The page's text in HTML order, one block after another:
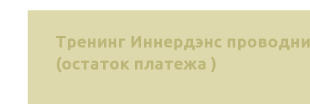
Тренинг Иннердэнс
(остаток платежа )